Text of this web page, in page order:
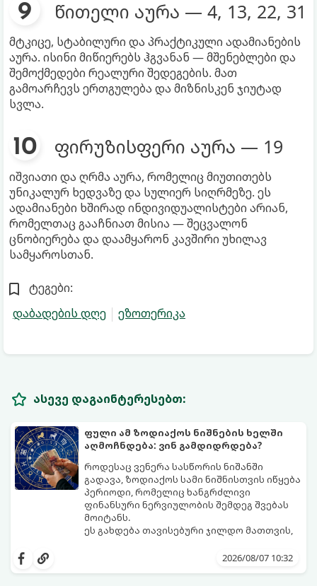
წითელი აურა — 4, 13, 22, 31
მტკიცე, სტაბილური და პრაქტიკული ადამიანების
აურა. ისინი მიწიერებს ჰგვანან — მშენებლები და
შემოქმედები რეალური შედეგების. მათ
გამოარჩევს ერთგულება და მიზნისკენ ჯიუტად
სვლა.
ფირუზისფერი აურა — 19
იშვიათი და ღრმა აურა, რომელიც მიუთითებს
უნიკალურ ხედვაზე და სულიერ სიღრმეზე. ეს
ადამიანები ხშირად ინდივიდუალისტები არიან,
რომელთაც გააჩნიათ მისია — შეცვალონ
ცნობიერება და დაამყარონ კავშირი უხილავ
სამყაროსთან.
ტეგები:
დაბადების დღე
ეზოთერიკა
ასევე დაგაინტერესებთ:
ფული ამ ზოდიაქოს ნიშნების ხელში
აღმოჩნდება: ვინ გამდიდრდება?
როდესაც ვენერა სასწორის ნიშანში
გადავა, ზოდიაქოს სამი ნიშნისთვის იწყება
პერიოდი, რომელიც ხანგრძლივი
ფინანსური ნერვიულობის შემდეგ შვებას
მოიტანს.
ეს გახდება თავისებური ჯილდო მათთვის,
იჩენდა და სირთულეების მიუხედავად წინ
2026/08/07 10:32